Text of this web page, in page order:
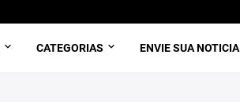
CATEGORIAS ENVIE SUA NOTICIA